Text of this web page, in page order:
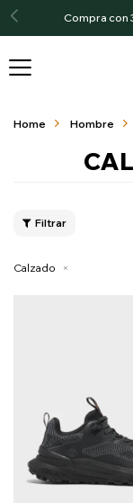
Compra con

Home Hombre
Calzado